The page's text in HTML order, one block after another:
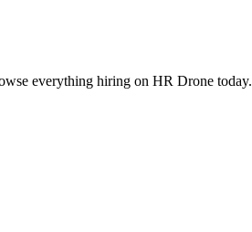
everything hiring on HR Drone today.